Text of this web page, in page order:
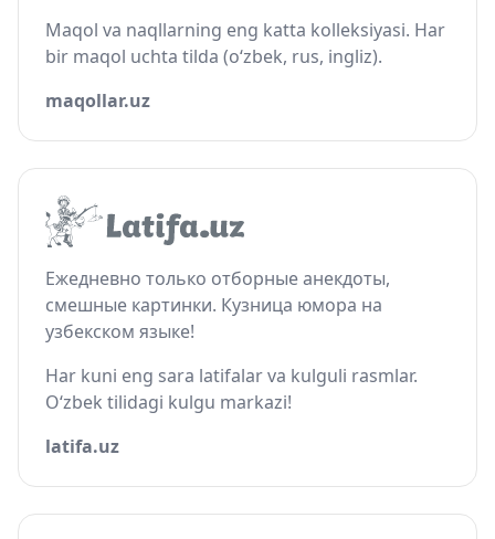
Maqol va naqllarning eng katta kolleksiyasi. Har
bir maqol uchta tilda (o‘zbek, rus, ingliz).
maqollar.uz
Ежедневно только отборные анекдоты,
смешные картинки. Кузница юмора на
узбекском языке!
Har kuni eng sara latifalar va kulguli rasmlar.
O‘zbek tilidagi kulgu markazi!
latifa.uz